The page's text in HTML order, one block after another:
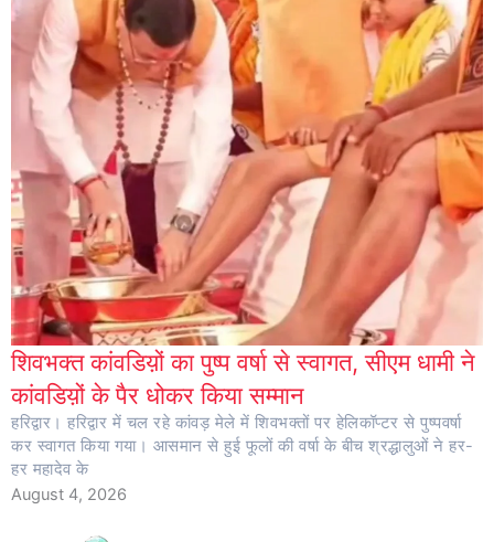
शिवभक्त कांवडिय़ों का पुष्प वर्षा से स्वागत, सीएम धामी ने
कांवडिय़ों के पैर धोकर किया सम्मान
हरिद्वार। हरिद्वार में चल रहे कांवड़ मेले में शिवभक्तों पर हेलिकॉप्टर से पुष्पवर्षा
कर स्वागत किया गया। आसमान से हुई फूलों की वर्षा के बीच श्रद्धालुओं ने हर-
हर महादेव के
August 4, 2026